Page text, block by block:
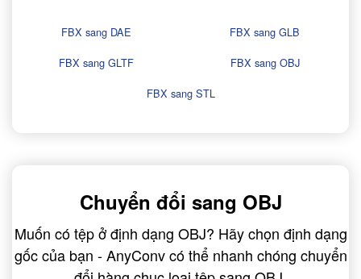
FBX sang DAE
FBX sang GLB
FBX sang GLTF
FBX sang OBJ
FBX sang STL
Chuyển đổi sang OBJ
Muốn có tệp ở định dạng OBJ? Hãy chọn định dạng
gốc của bạn - AnyConv có thể nhanh chóng chuyển